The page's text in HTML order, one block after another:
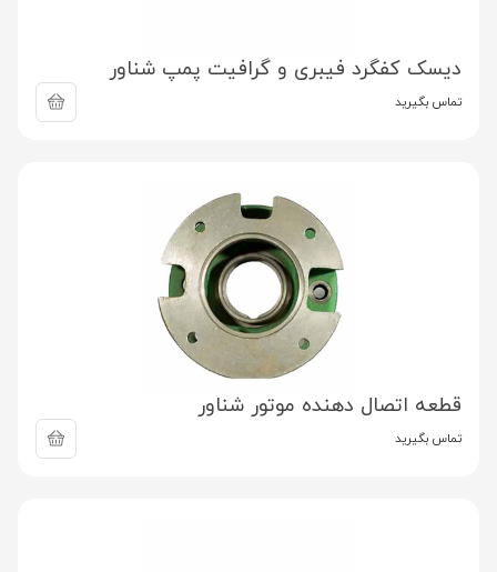
دیسک کفگرد فیبری و گرافیت پمپ شناور
تماس بگیرید
قطعه اتصال دهنده موتور شناور
تماس بگیرید